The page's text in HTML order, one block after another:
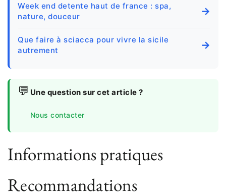
Week end detente haut de france : spa,
nature, douceur
→
Que faire à sciacca pour vivre la sicile
autrement
→
💬 Une question sur cet article ?
Nous contacter
Informations pratiques
Recommandations